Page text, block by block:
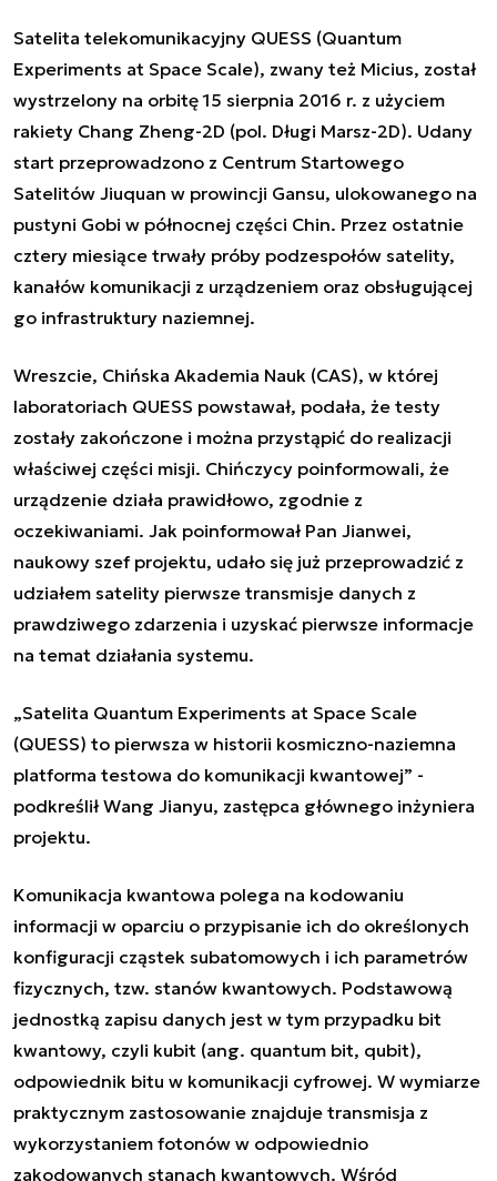
Satelita telekomunikacyjny QUESS (Quantum
Experiments at Space Scale), zwany też Micius, został
wystrzelony na orbitę 15 sierpnia 2016 r. z użyciem
rakiety Chang Zheng-2D (pol. Długi Marsz-2D). Udany
start przeprowadzono z Centrum Startowego
Satelitów Jiuquan w prowincji Gansu, ulokowanego na
pustyni Gobi w północnej części Chin. Przez ostatnie
cztery miesiące trwały próby podzespołów satelity,
kanałów komunikacji z urządzeniem oraz obsługującej
go infrastruktury naziemnej.
Wreszcie, Chińska Akademia Nauk (CAS), w której
laboratoriach QUESS powstawał, podała, że testy
zostały zakończone i można przystąpić do realizacji
właściwej części misji. Chińczycy poinformowali, że
urządzenie działa prawidłowo, zgodnie z
oczekiwaniami. Jak poinformował Pan Jianwei,
naukowy szef projektu, udało się już przeprowadzić z
udziałem satelity pierwsze transmisje danych z
prawdziwego zdarzenia i uzyskać pierwsze informacje
na temat działania systemu.
„Satelita Quantum Experiments at Space Scale
(QUESS) to pierwsza w historii kosmiczno-naziemna
platforma testowa do komunikacji kwantowej” -
podkreślił Wang Jianyu, zastępca głównego inżyniera
projektu.
Komunikacja kwantowa polega na kodowaniu
informacji w oparciu o przypisanie ich do określonych
konfiguracji cząstek subatomowych i ich parametrów
fizycznych, tzw. stanów kwantowych. Podstawową
jednostką zapisu danych jest w tym przypadku bit
kwantowy, czyli kubit (ang. quantum bit, qubit),
odpowiednik bitu w komunikacji cyfrowej. W wymiarze
praktycznym zastosowanie znajduje transmisja z
wykorzystaniem fotonów w odpowiednio
zakodowanych stanach kwantowych. Wśród